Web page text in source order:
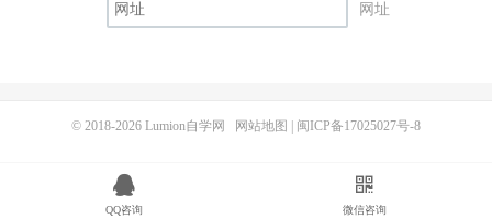
网址
© 2018-2026 Lumion自学网 网站地图 闽ICP备17025027号-8
QQ咨询 微信咨询